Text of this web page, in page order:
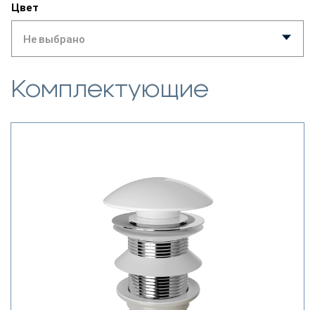
Цвет
Не выбрано
Комплектующие